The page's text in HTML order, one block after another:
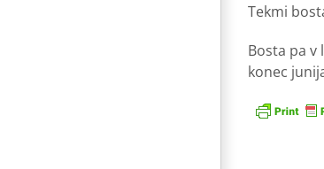
Tekmi
Bosta pa v
konec